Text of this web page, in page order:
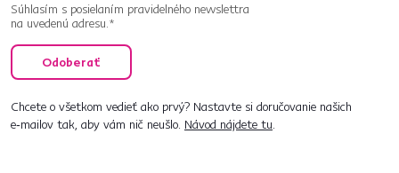
Súhlasím s posielaním pravidelného newslettra
na uvedenú adresu.*
Odoberať
Chcete o všetkom vedieť ako prvý? Nastavte si doručovanie našich
e‑mailov tak, aby vám nič neušlo. Návod nájdete tu.